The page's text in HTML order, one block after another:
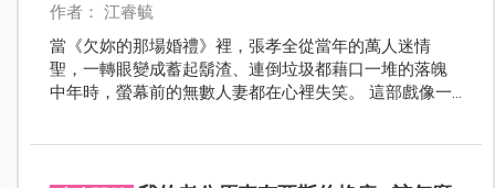
作者： 江睿毓
當《欠妳的那場婚禮》裡，張孝全從當年的萬人迷情
聖，一轉眼變成蓄起鬍渣、連倒垃圾都藉口一堆的落魄
中年時，螢幕前的無數人妻都在心裡失笑。 這部戲像一